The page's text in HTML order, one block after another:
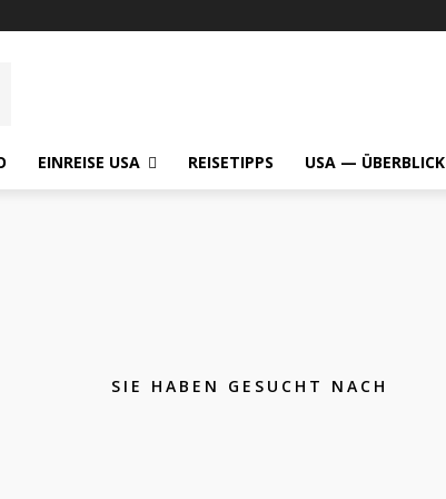
EINREISE USA REISETIPPS USA — ÜBERBLICK
SIE HABEN GESUCHT NACH